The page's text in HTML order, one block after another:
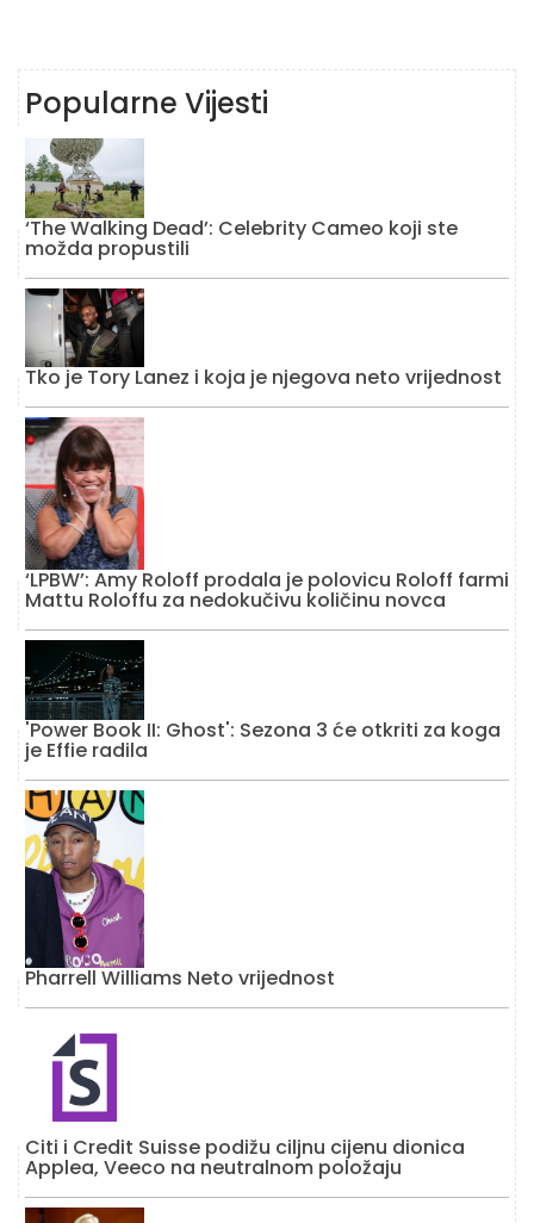
Popularne Vijesti
‘The Walking Dead’: Celebrity Cameo koji ste
možda propustili
Tko je Tory Lanez i koja je njegova neto vrijednost
‘LPBW’: Amy Roloff prodala je polovicu Roloff farmi
Mattu Roloffu za nedokučivu količinu novca
'Power Book II: Ghost': Sezona 3 će otkriti za koga
je Effie radila
Pharrell Williams Neto vrijednost
Citi i Credit Suisse podižu ciljnu cijenu dionica
Applea, Veeco na neutralnom položaju